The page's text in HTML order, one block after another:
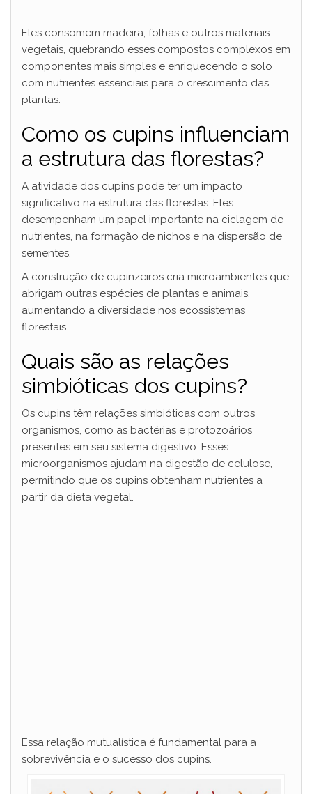
Eles consomem madeira, folhas e outros materiais
vegetais, quebrando esses compostos complexos em
componentes mais simples e enriquecendo o solo
com nutrientes essenciais para o crescimento das
plantas.
Como os cupins influenciam
a estrutura das florestas?
A atividade dos cupins pode ter um impacto
significativo na estrutura das florestas. Eles
desempenham um papel importante na ciclagem de
nutrientes, na formação de nichos e na dispersão de
sementes.
A construção de cupinzeiros cria microambientes que
abrigam outras espécies de plantas e animais,
aumentando a diversidade nos ecossistemas
florestais.
Quais são as relações
simbióticas dos cupins?
Os cupins têm relações simbióticas com outros
organismos, como as bactérias e protozoários
presentes em seu sistema digestivo. Esses
microorganismos ajudam na digestão de celulose,
permitindo que os cupins obtenham nutrientes a
partir da dieta vegetal.
Essa relação mutualística é fundamental para a
sobrevivência e o sucesso dos cupins.